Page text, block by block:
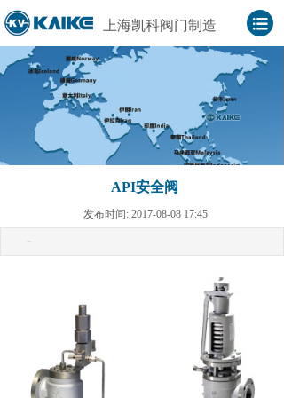
上海凯科阀门制造
API安全阀
发布时间: 2017-08-08 17:45